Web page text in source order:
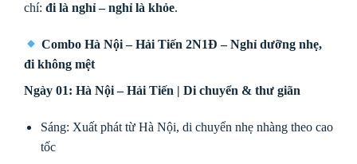
chí: đi là nghỉ – nghỉ là khỏe.
Combo Hà Nội – Hải Tiến 2N1Đ – Nghỉ dưỡng nhẹ,
đi không mệt
Ngày 01: Hà Nội – Hải Tiến | Di chuyển & thư giãn
Sáng: Xuất phát từ Hà Nội, di chuyển nhẹ nhàng theo cao
tốc